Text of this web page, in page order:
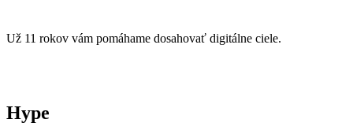
Už 11 rokov vám pomáhame dosahovať digitálne ciele.
Hype